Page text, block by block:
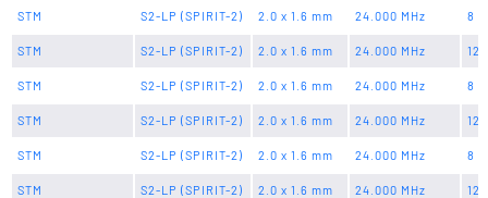
STM S2-LP (SPIRIT-2) 2.0 x 1.6 mm 24.000 MHz 8
STM S2-LP (SPIRIT-2) 2.0 x 1.6 mm 24.000 MHz 12
STM S2-LP (SPIRIT-2) 2.0 x 1.6 mm 24.000 MHz 8
STM S2-LP (SPIRIT-2) 2.0 x 1.6 mm 24.000 MHz 12
STM S2-LP (SPIRIT-2) 2.0 x 1.6 mm 24.000 MHz 8
STM S2-LP (SPIRIT-2) 2.0 x 1.6 mm 24.000 MHz 12